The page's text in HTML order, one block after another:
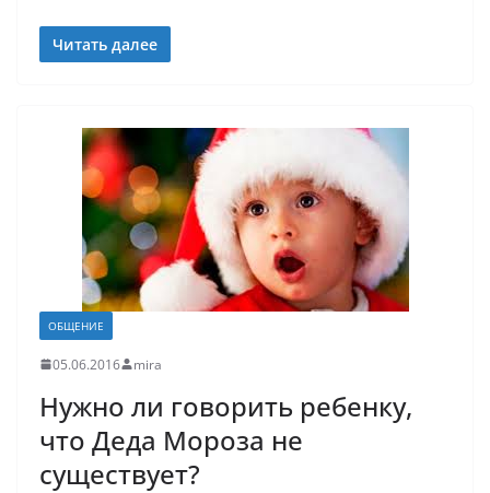
Читать далее
ОБЩЕНИЕ
05.06.2016 mira
Нужно ли говорить ребенку,
что Деда Мороза не
существует?